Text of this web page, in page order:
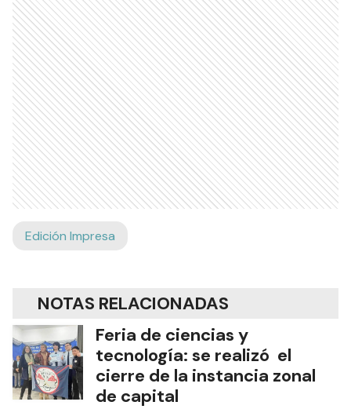
Edición Impresa
NOTAS RELACIONADAS
Feria de ciencias y
tecnología: se realizó el
cierre de la instancia zonal
de capital